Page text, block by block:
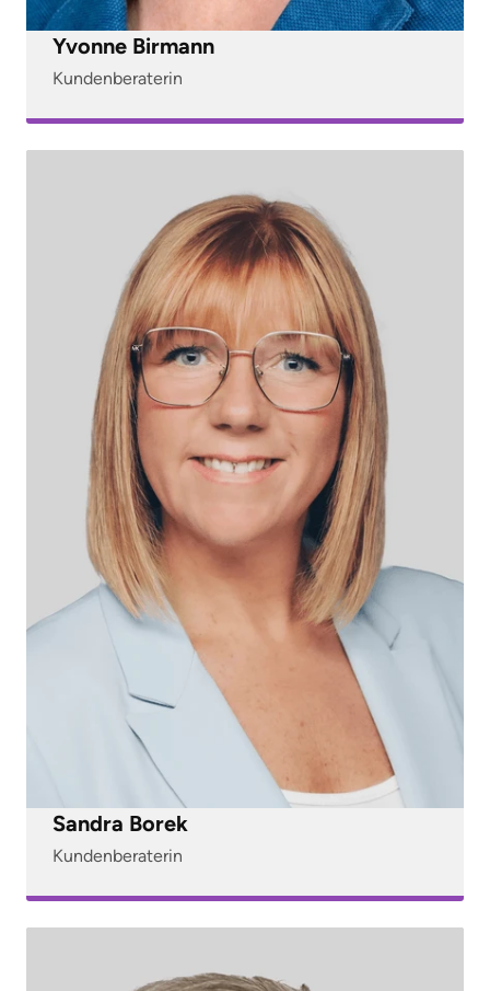
Yvonne Birmann
Kundenberaterin
Sandra Borek
Kundenberaterin